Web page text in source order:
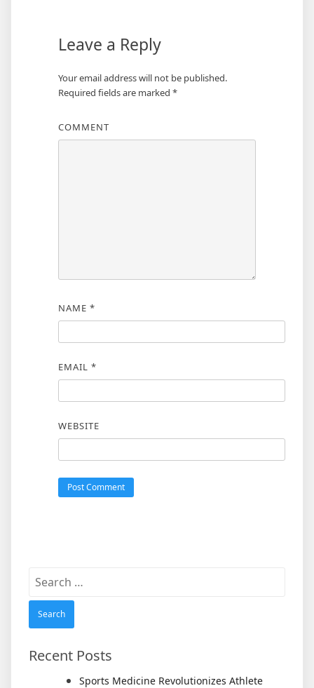
Leave a Reply
Your email address will not be published.
Required fields are marked *
COMMENT
NAME *
EMAIL *
WEBSITE
Search
Recent Posts
Sports Medicine Revolutionizes Athlete